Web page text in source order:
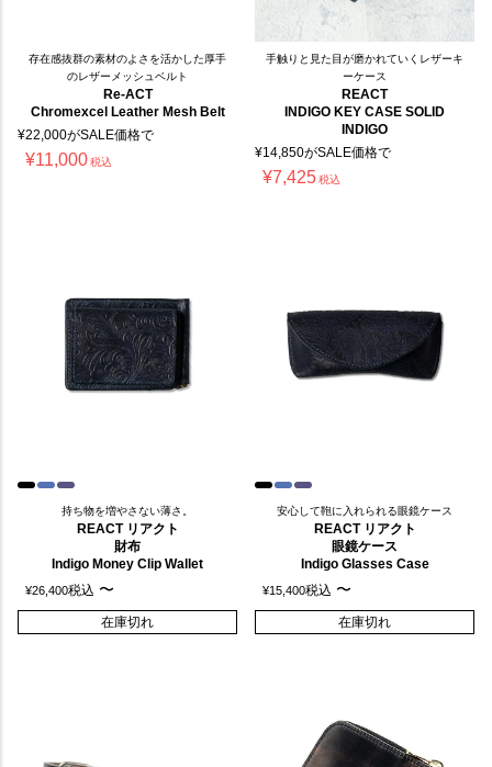
存在感抜群の素材のよさを活かした厚手
のレザーメッシュベルト
Re-ACT
Chromexcel Leather Mesh Belt
¥22,000がSALE価格で
¥11,000税込
手触りと見た目が磨かれていくレザーキ
ーケース
REACT
INDIGO KEY CASE SOLID
INDIGO
¥14,850がSALE価格で
¥7,425税込
持ち物を増やさない薄さ。
REACT リアクト
財布
Indigo Money Clip Wallet
¥26,400税込 〜
在庫切れ
安心して鞄に入れられる眼鏡ケース
REACT リアクト
眼鏡ケース
Indigo Glasses Case
¥15,400税込 〜
在庫切れ